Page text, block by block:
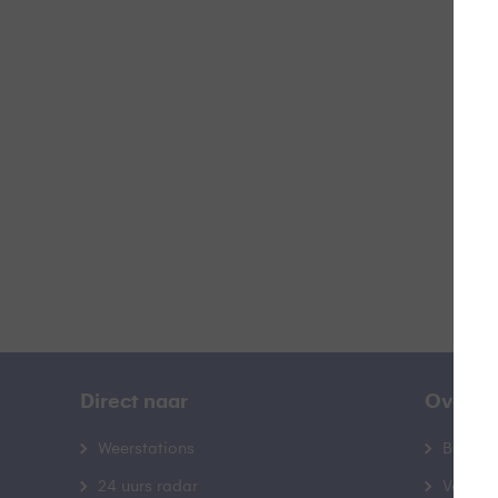
Direct naar
Weerstations
24 uurs radar
Over